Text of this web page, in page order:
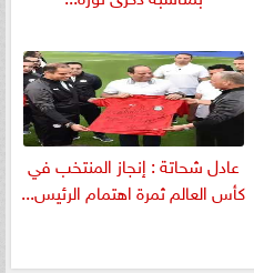
عادل شحاتة : إنجاز المنتخب في
كأس العالم ثمرة اهتمام الرئيس...